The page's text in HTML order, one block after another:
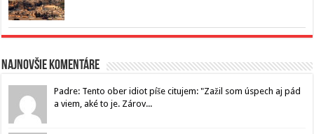
Najnovšie komentáre
Padre: Tento ober idiot píše citujem: "Zažil som úspech aj pád
a viem, aké to je. Zárov...